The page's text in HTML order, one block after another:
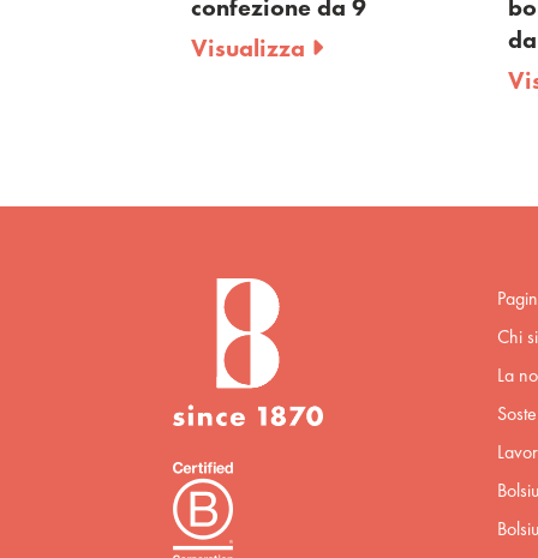
confezione da 9
Visualizza
Chi
La